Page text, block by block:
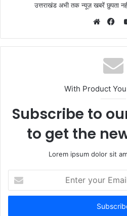
उत्तराखंड अभी तक न्यूज़ खबरें छुपता
With Product
Subscribe to
to get the
Lorem ipsum dolor sit
your
Email